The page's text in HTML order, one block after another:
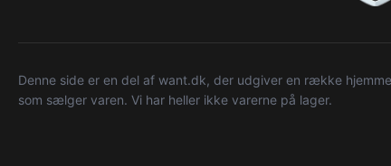
Denne side er en del af want.dk, der udgiver en række
som sælger varen. Vi har heller ikke varerne på lager.